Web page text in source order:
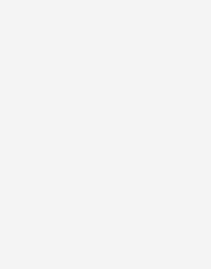
Reihe
die beliebten